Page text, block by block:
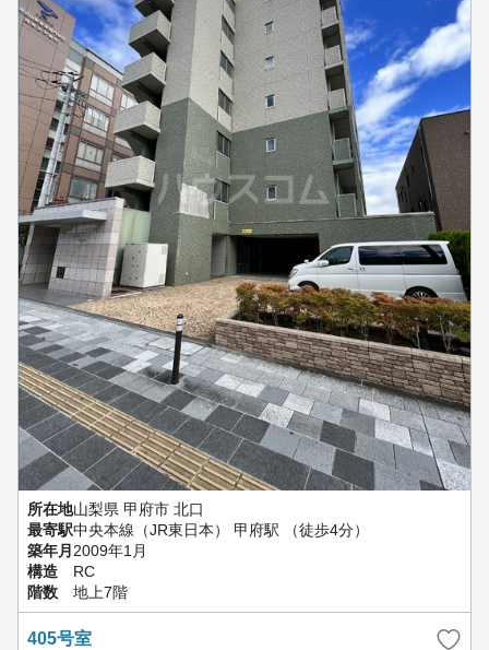
所在地山梨県 甲府市 北口
最寄駅中央本線（JR東日本） 甲府駅 （徒歩4分）
築年月 2009年1月
構造
RC
階数
地上7階
405号室